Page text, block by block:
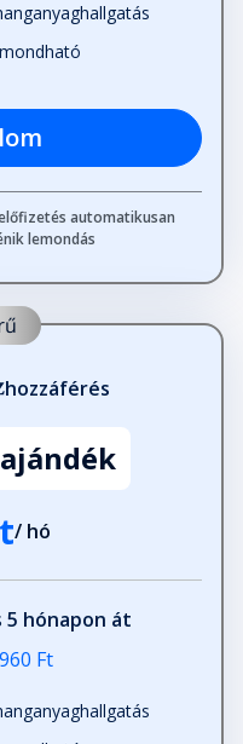
automatikusan
lemondás
hozzáférés
/ hó
5 hónapon át
Ft